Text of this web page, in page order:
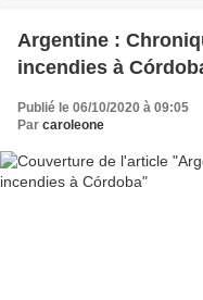
Argentine :
incendies à
Publié le 06/10/2020 à 09:05
Par caroleone